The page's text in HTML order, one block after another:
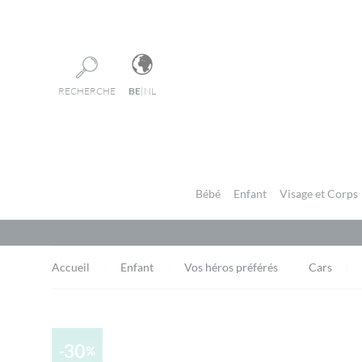
RECHERCHE BE| NL
Bébé Enfant Visage et Corps
Accueil Enfant Vos héros préférés Cars